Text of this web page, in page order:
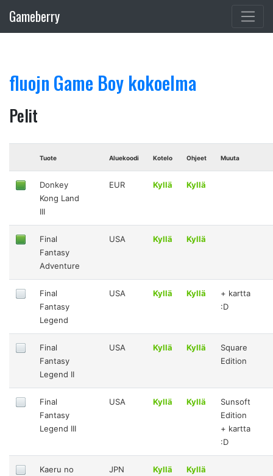
Gameberry
fluojn Game Boy kokoelma
Pelit
Tuote Aluekoodi Kotelo Ohjeet Muuta
Donkey
Kong Land
III
EUR Kyllä Kyllä
Final
Fantasy
Adventure
USA Kyllä Kyllä
Final
Fantasy
Legend
USA Kyllä Kyllä
+ kartta
:D
Final
Fantasy
Legend II
USA Kyllä Kyllä
Square
Edition
Final
Fantasy
Legend III
USA Kyllä Kyllä
Sunsoft
Edition
+ kartta
:D
Kaeru no
JPN Kyllä Kyllä